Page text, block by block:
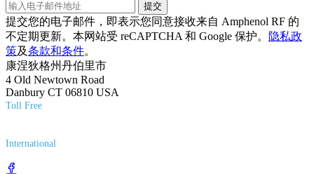
提交
提交您的电子邮件，即表示您同意接收来自 Amphenol RF 的
不定期更新。本网站受 reCAPTCHA 和 Google 保护。
隐私政
策及条款和条件。
康涅狄格州丹伯里市
4 Old Newtown Road
Danbury CT 06810 USA
Toll Free
International